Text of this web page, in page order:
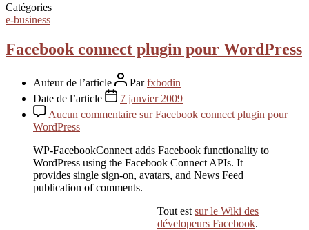
Catégories
e-business
Facebook connect plugin pour WordPress
Auteur de l’article Parfxbodin
Date de l’article
7 janvier 2009
Aucun commentaire sur Facebook connect plugin pour
WordPress
WP-FacebookConnect adds Facebook functionality to
WordPress using the Facebook Connect APIs. It
provides single sign-on, avatars, and News Feed
publication of comments.
Tout est sur le Wiki des
dévelopeurs Facebook.